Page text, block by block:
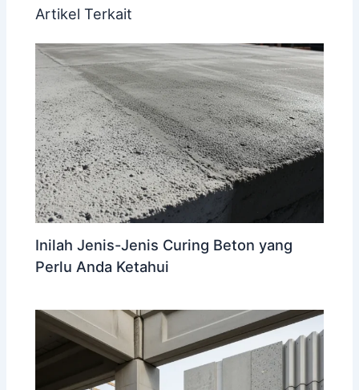
Artikel Terkait
Inilah Jenis-Jenis Curing Beton yang
Perlu Anda Ketahui